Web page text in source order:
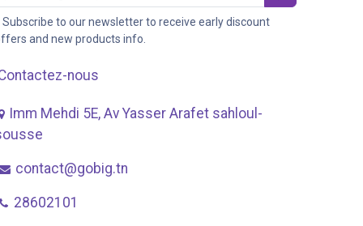
Subscribe to our newsletter to receive early discount
and new products info.
nous
Imm Mehdi 5E, Av ​Yasser Arafet sahloul-
contact@gobig.tn
28602101